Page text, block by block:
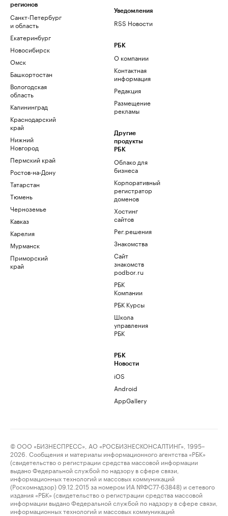
регионов
Санкт-Петербург
и область
Екатеринбург
Новосибирск
Омск
Башкортостан
Вологодская
область
Калининград
Краснодарский
край
Нижний
Новгород
Пермский край
Ростов-на-Дону
Татарстан
Тюмень
Черноземье
Кавказ
Карелия
Мурманск
Приморский
край
Уведомления
RSS Новости
РБК
О компании
Контактная
информация
Редакция
Размещение
рекламы
Другие
продукты
РБК
Облако для
бизнеса
Корпоративный
регистратор
доменов
Хостинг
сайтов
Рег.решения
Знакомства
Сайт
знакомств
podbor.ru
РБК
Компании
РБК Курсы
Школа
управления
РБК
РБК
Новости
iOS
Android
AppGallery
© ООО «БИЗНЕСПРЕСС», АО «РОСБИЗНЕСКОНСАЛТИНГ», 1995–
2026. Сообщения и материалы информационного агентства «РБК»
(свидетельство о регистрации средства массовой информации
выдано Федеральной службой по надзору в сфере связи,
информационных технологий и массовых коммуникаций
(Роскомнадзор) 09.12.2015 за номером ИА №ФС77-63848) и сетевого
издания «РБК» (свидетельство о регистрации средства массовой
информации выдано Федеральной службой по надзору в сфере связи,
информационных технологий и массовых коммуникаций